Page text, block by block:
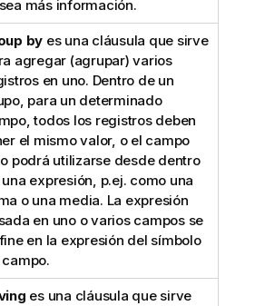
más información.
by es una cláusula que sirve
agregar (agrupar) varios
en uno. Dentro de un
para un determinado
todos los registros deben
el mismo valor, o el campo
podrá utilizarse desde dentro
expresión, p.ej. como una
o una media. La expresión
en uno o varios campos se
en la expresión del símbolo
es una cláusula que sirve